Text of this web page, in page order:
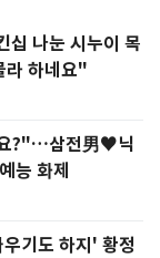
십 나눈 시누이 목
라 하네요"
?"…삼전男♥닉
능 화제
기도 하지' 황정